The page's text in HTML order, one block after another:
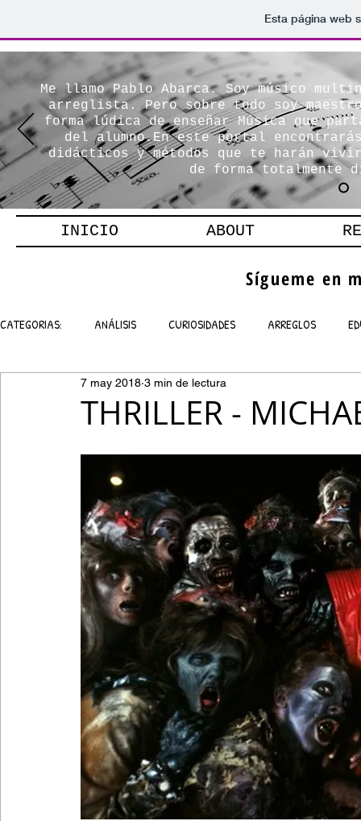
Esta página web
Me llamo Pablo Abarca. Soy músico
arreglista. Pero sobre todo soy
forma lúdica de enseñar Música que
del alumno.En este portal
didácticos y métodos que te harán
de forma totalmente
INICIO ABOUT
Sígueme en
CATEGORIAS: ANÁLISIS CURIOSIDADES ARREGLOS
THRILLER -
7 may 2018 3 min de lectura